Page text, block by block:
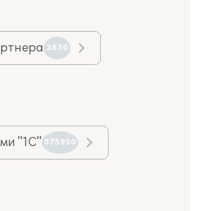
3830
"1С" 575930